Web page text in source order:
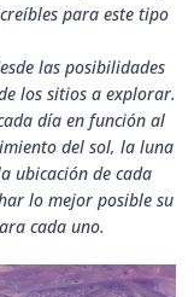
para este tipo
las posibilidades
los sitios a explorar.
día en función al
del sol, la luna
ubicación de cada
lo mejor posible su
cada uno.